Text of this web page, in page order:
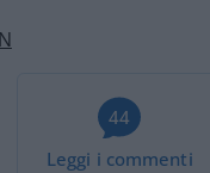
44
Leggi i commenti